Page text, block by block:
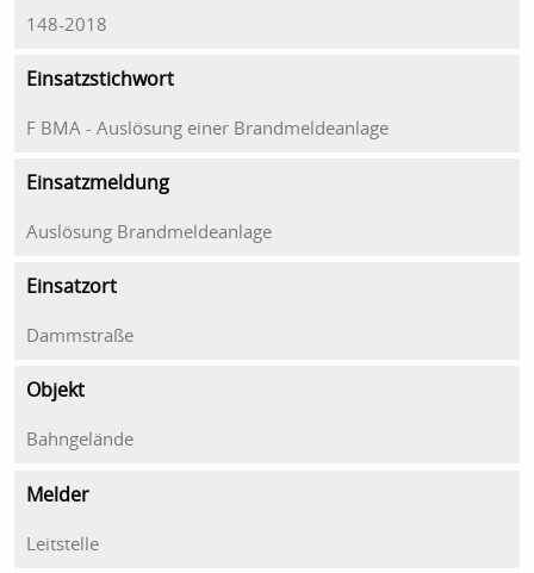
148-2018
Einsatzstichwort
F BMA - Auslösung einer Brandmeldeanlage
Einsatzmeldung
Auslösung Brandmeldeanlage
Einsatzort
Dammstraße
Objekt
Bahngelände
Melder
Leitstelle